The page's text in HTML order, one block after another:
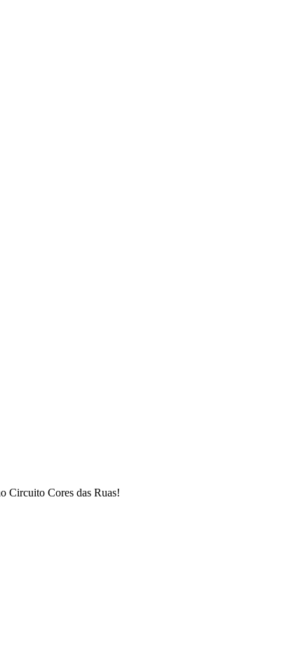
Circuito Cores das Ruas!